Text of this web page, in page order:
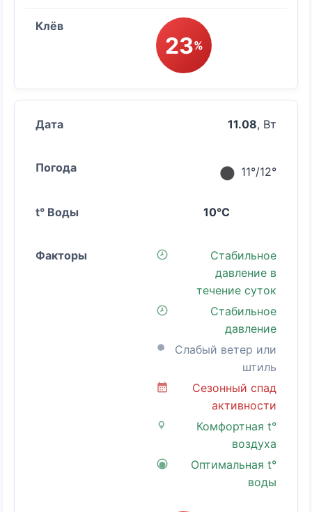
23%
11.08, Вт
11°/12°
10°C
Стабильное
давление в
течение суток
Стабильное
давление
Слабый ветер или
штиль
Сезонный спад
активности
Комфортная t°
воздуха
Оптимальная t°
воды